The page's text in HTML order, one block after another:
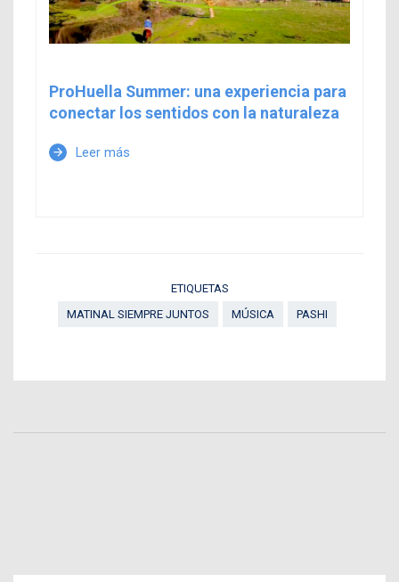
ProHuella Summer: una experiencia para
conectar los sentidos con la naturaleza
arrow_forward Leer más
ETIQUETAS
MATINAL SIEMPRE JUNTOS
MÚSICA PASHI